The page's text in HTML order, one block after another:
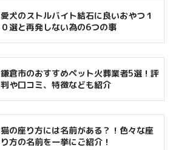
愛犬のストルバイト結石に良いおやつ１
０選と再発しない為の6つの事
鎌倉市のおすすめペット火葬業者5選！評
判や口コミ、特徴なども紹介
猫の座り方には名前がある？！色々な座
り方の名前を一挙にご紹介！